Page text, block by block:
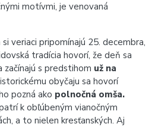
motívmi, je venovaná
si veriaci pripomínajú 25. decembra,
tradícia hovorí, že deň sa
začínajú s predstihom už na
obyčaju sa hovorí
pozná ako polnočná omša.
k obľúbeným vianočným
a to nielen kresťanských. Aj